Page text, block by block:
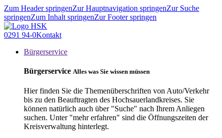
Zum Header springenZur Hauptnavigation springenZur Suche
springenZum Inhalt springenZur Footer springen
0291 94-0Kontakt
Bürgerservice
Bürgerservice Alles was Sie wissen müssen
Hier finden Sie die Themenüberschriften von Auto/Verkehr
bis zu den Beauftragten des Hochsauerlandkreises. Sie
können natürlich auch über "Suche" nach Ihrem Anliegen
suchen. Unter "mehr erfahren" sind die Öffnungszeiten der
Kreisverwaltung hinterlegt.